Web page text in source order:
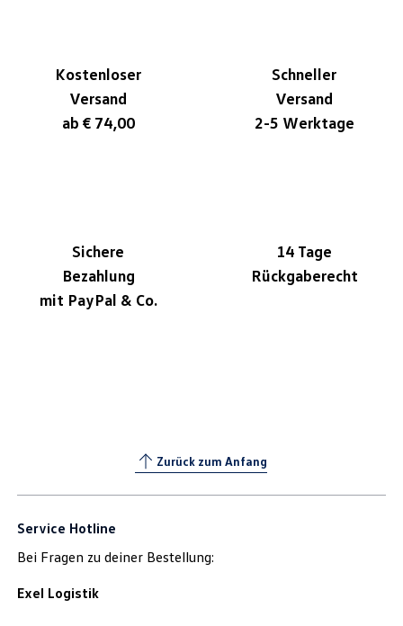
Kostenloser
Versand
ab € 74,00
Schneller
Versand
2-5 Werktage
Sichere
Bezahlung
mit PayPal & Co.
14 Tage
Rückgaberecht
Zurück zum Anfang
Service Hotline
Bei Fragen zu deiner Bestellung:
Exel Logistik